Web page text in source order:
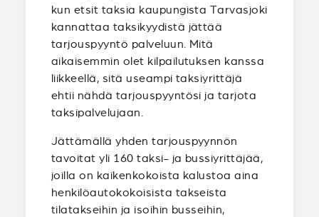
kun etsit taksia kaupungista Tarvasjoki
kannattaa taksikyydistä jättää
tarjouspyyntö palveluun. Mitä
aikaisemmin olet kilpailutuksen kanssa
liikkeellä, sitä useampi taksiyrittäjä
ehtii nähdä tarjouspyyntösi ja tarjota
taksipalvelujaan.
Jättämällä yhden tarjouspyynnön
tavoitat yli 160 taksi- ja bussiyrittäjää,
joilla on kaikenkokoista kalustoa aina
henkilöautokokoisista takseista
tilatakseihin ja isoihin busseihin,